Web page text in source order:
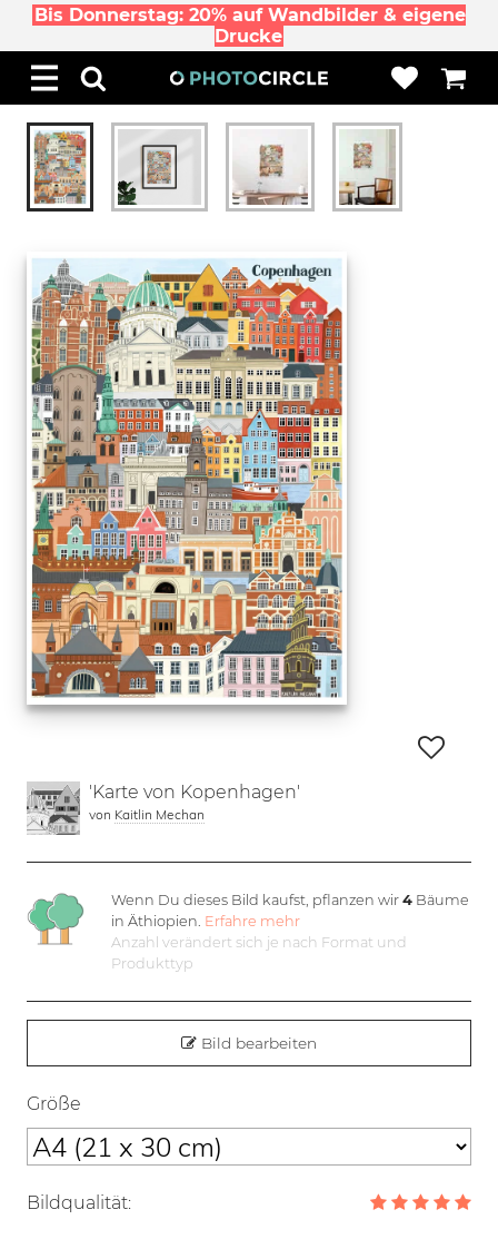
Bis Donnerstag: 20% auf Wandbilder & eigene
Drucke
'Karte von Kopenhagen'
von Kaitlin Mechan
Wenn Du dieses Bild kaufst, pflanzen wir4 Bäume
in Äthiopien. Erfahre mehr
Anzahl verändert sich je nach Format und
Produkttyp
Bild bearbeiten
Größe
Bildqualität: